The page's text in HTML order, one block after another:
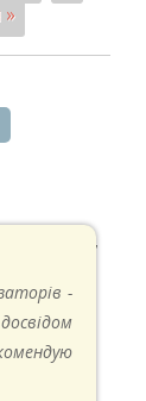
»
в 17:07
-